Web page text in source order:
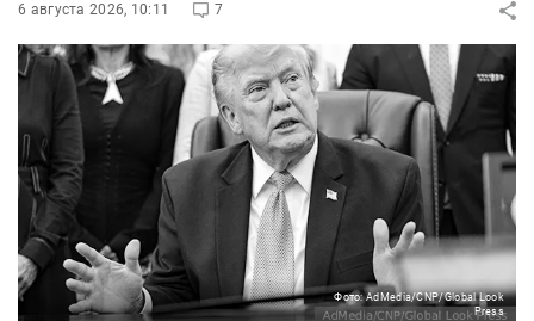
6 августа 2026, 10:11 7
Фото: AdMedia/CNP/Global Look
Press